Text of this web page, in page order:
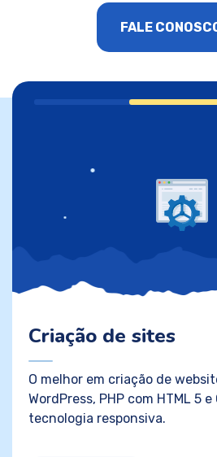
FALE
Criação de sites
O melhor em criação de
WordPress, PHP com HTML 5 e
tecnologia responsiva.